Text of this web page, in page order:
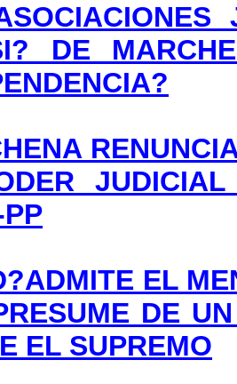
DE
EL
DE
EL SUPREMO